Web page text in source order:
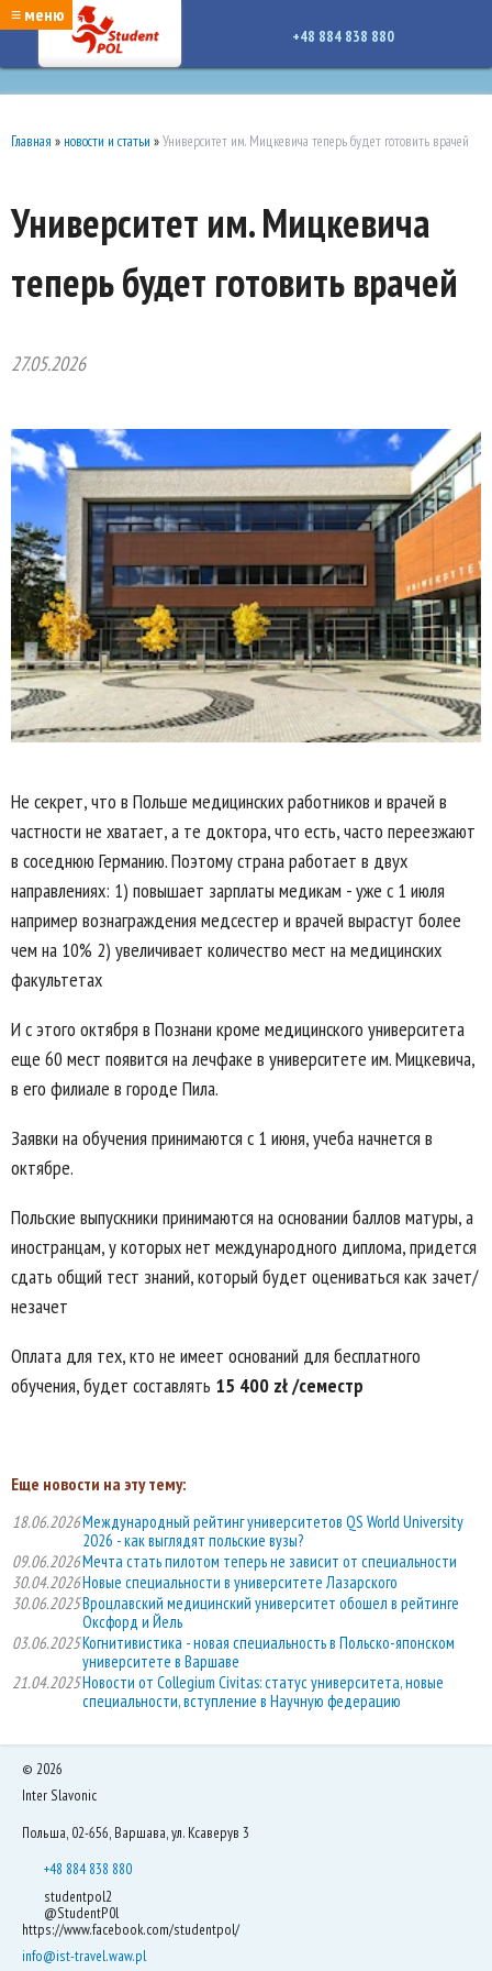
google-site-verification: google7a917c261df1566b.htmlgoogle-site-verification:
google7a917c261df1566b.html
≡ меню
+48 884 838 880
Главная » новости и статьи »Университет им. Мицкевича теперь будет готовить врачей
Университет им. Мицкевича
теперь будет готовить врачей
27.05.2026
Не секрет, что в Польше медицинских работников и врачей в
частности не хватает, а те доктора, что есть, часто переезжают
в соседнюю Германию. Поэтому страна работает в двух
направлениях: 1) повышает зарплаты медикам - уже с 1 июля
например вознаграждения медсестер и врачей вырастут более
чем на 10% 2) увеличивает количество мест на медицинских
факультетах
И с этого октября в Познани кроме медицинского университета
еще 60 мест появится на лечфаке в университете им. Мицкевича,
в его филиале в городе Пила.
Заявки на обучения принимаются с 1 июня, учеба начнется в
октябре.
Польские выпускники принимаются на основании баллов матуры, а
иностранцам, у которых нет международного диплома, придется
сдать общий тест знаний, который будет оцениваться как зачет/
незачет
Оплата для тех, кто не имеет оснований для бесплатного
обучения, будет составлять 15 400 zł /семестр
Еще новости на эту тему:
18.06.2026Международный рейтинг университетов QS World University
2026 - как выглядят польские вузы?
09.06.2026Мечта стать пилотом теперь не зависит от специальности
30.04.2026Новые специальности в университете Лазарского
30.06.2025Вроцлавский медицинский университет обошел в рейтинге
Оксфорд и Йель
03.06.2025Когнитивистика - новая специальность в Польско-японском
университете в Варшаве
21.04.2025Новости от Collegium Civitas: статус университета, новые
специальности, вступление в Научную федерацию
© 2026
Inter Slavonic
Польша, 02-656, Варшава, ул. Ксаверув 3
+48 884 838 880
studentpol2
@StudentP0l
https://www.facebook.com/studentpol/
info@ist-travel.waw.pl